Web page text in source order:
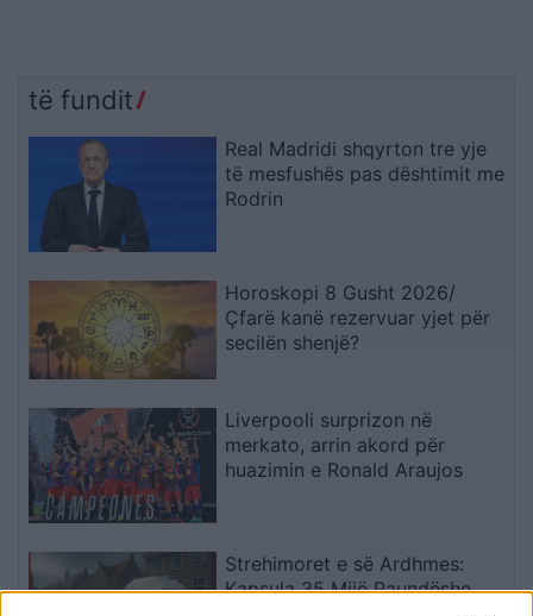
të fundit
Real Madridi shqyrton tre yje
të mesfushës pas dështimit me
Rodrin
Horoskopi 8 Gusht 2026/
Çfarë kanë rezervuar yjet për
secilën shenjë?
Liverpooli surprizon në
merkato, arrin akord për
huazimin e Ronald Araujos
Strehimoret e së Ardhmes:
Kapsula 35 Mijë Paundëshe